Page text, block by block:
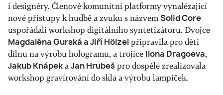
i designéry. Členové komunitní platformy vynalézající
nové přístupy k hudbě a zvuku s názvemSolid Core
uspořádali workshop digitálního syntetizátoru. Dvojce
Magdaléna Gurská a Jiří Hölzelpřipravila pro děti
dílnu na výrobu hologramu, a trojice Ilona Dragoeva,
Jakub KnápekaJan Hrubešpro dospělé zrealizovala
workshop gravírování do skla a výrobu lampiček.